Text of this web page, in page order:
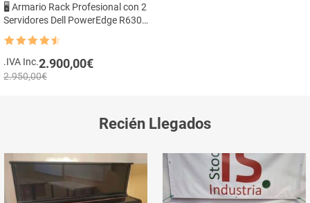
🖥️ Armario Rack Profesional con 2
Servidores Dell PowerEdge R630
(con 16 discos duros), Switch
Cisco, NAS QNAP y SAI APC –
Listo para Producción 🔧
out of 5
2.950,00€
2.900,00€
.IVA Inc.
Recién Llegados